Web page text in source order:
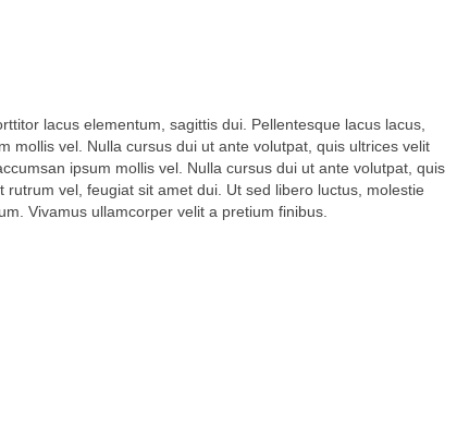
lacus elementum, sagittis dui. Pellentesque lacus lacus,
mollis vel. Nulla cursus dui ut ante volutpat, quis ultrices velit
ipsum mollis vel. Nulla cursus dui ut ante volutpat, quis
vel, feugiat sit amet dui. Ut sed libero luctus, molestie
Vivamus ullamcorper velit a pretium finibus.